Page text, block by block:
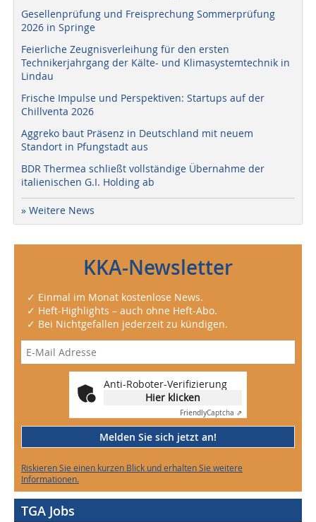
Gesellenprüfung und Freisprechung Sommerprüfung
2026 in Springe
Feierliche Zeugnisverleihung für den ersten
Technikerjahrgang der Kälte- und Klimasystemtechnik in
Lindau
Frische Impulse und Perspektiven: Startups auf der
Chillventa 2026
Aggreko baut Präsenz in Deutschland mit neuem
Standort in Pfungstadt aus
BDR Thermea schließt vollständige Übernahme der
italienischen G.I. Holding ab
» Weitere News
KKA-Newsletter
✓ Einmal im Monat kostenlose News.
✓ Heft-Highlights – auch ohne Heft-Abo.
✓ Bei Nichtgefallen jederzeit zu kündigen.
Anti-Roboter-Verifizierung
Hier klicken
FriendlyCaptcha ⇗
Melden Sie sich jetzt an!
Riskieren Sie einen kurzen Blick und erhalten Sie weitere
Informationen.
TGA Jobs